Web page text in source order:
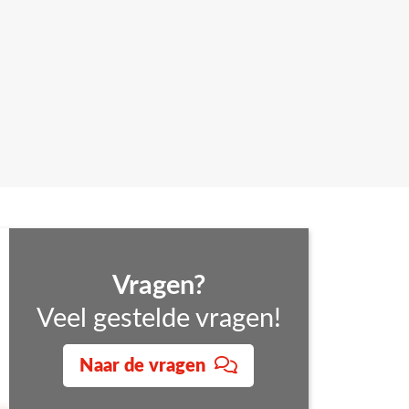
Vragen?
Veel gestelde vragen!
Naar de vragen